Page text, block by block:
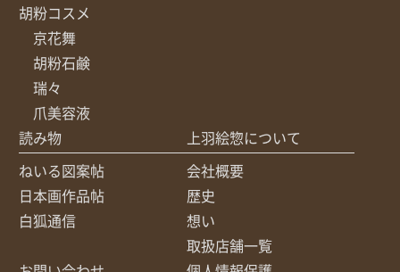
胡粉コスメ
京花舞
胡粉石鹸
瑞々
爪美容液
読み物
ねいる図案帖
日本画作品帖
白狐通信
上羽絵惣について
会社概要
歴史
想い
取扱店舗一覧